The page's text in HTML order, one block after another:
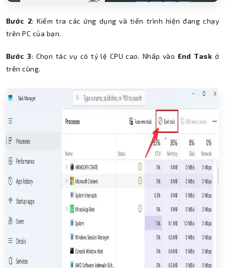
Bước 2: Kiểm tra các ứng dụng và tiến trình hiện đang chạy
trên PC của bạn.
Bước 3: Chọn tác vụ có tỷ lệ CPU cao. Nhấp vào End Task ở
trên cùng.
Thành Nhân TNC
Trợ lý AI • Phản hồi tức thì